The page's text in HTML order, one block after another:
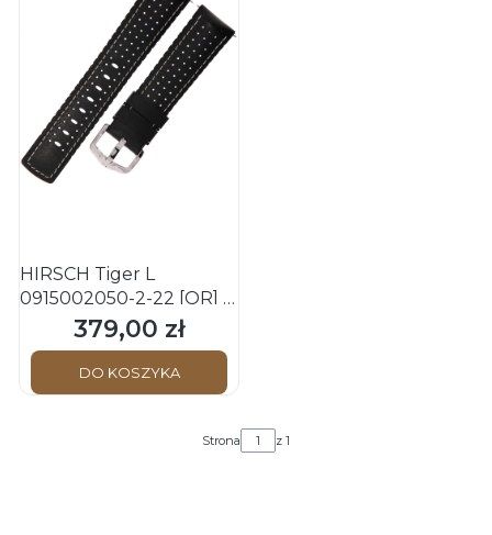
HIRSCH Tiger L
0915002050-2-22 [QR] -
Pasek skórzano-
kauczukowy do zegarka
Cena
379,00 zł
DO KOSZYKA
Strona z 1